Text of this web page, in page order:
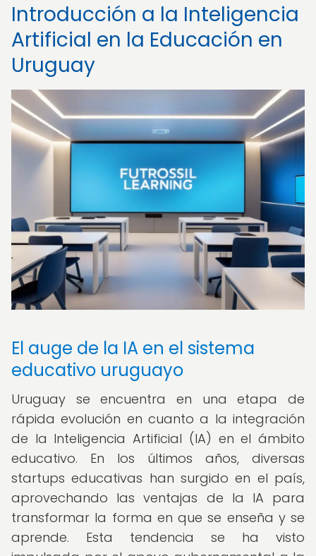
Introducción a la Inteligencia
Artificial en la Educación en
Uruguay
El auge de la IA en el sistema
educativo uruguayo
Uruguay se encuentra en una etapa de
rápida evolución en cuanto a la integración
de la Inteligencia Artificial (IA) en el ámbito
educativo. En los últimos años, diversas
startups educativas han surgido en el país,
aprovechando las ventajas de la IA para
transformar la forma en que se enseña y se
aprende. Esta tendencia se ha visto